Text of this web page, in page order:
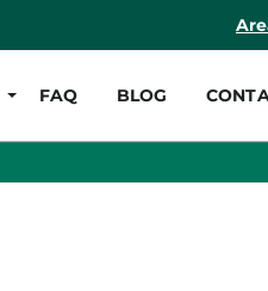
FAQ BLOG